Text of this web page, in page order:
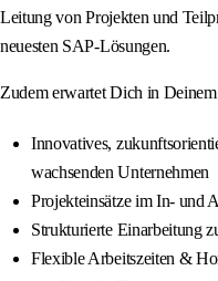
Leitung von Projekten und
neuesten SAP-Lösungen.
Zudem erwartet Dich in
Innovatives,
wachsenden Unternehmen
Projekteinsätze im In- und
Strukturierte Einarbeitung
Flexible Arbeitszeiten &